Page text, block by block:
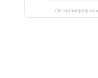
Оптполиграф на